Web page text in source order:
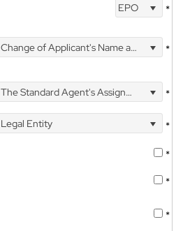
EPO *
Change of Applicant's Name and Address *
The Standard Agent's Assignment
*
Legal Entity
*
*
*
*